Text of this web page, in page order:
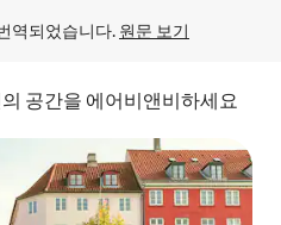
역되었습니다. 원문 보기
공간을 에어비앤비하세요